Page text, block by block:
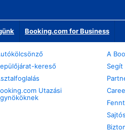
Booking.com for Business
kereső
Utazási
A
Segít